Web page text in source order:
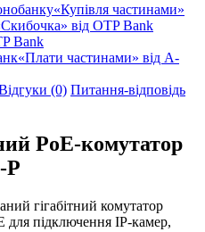
«Купівля частинами»
Bank
«Плати частинами» від А-
(0) Питання-відповідь
PoE-комутатор
P
гігабітний комутатор
для підключення IP-камер,